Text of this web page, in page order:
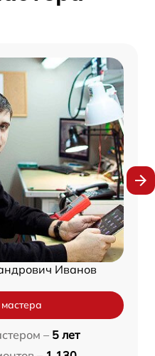
Иванов
– 5 лет